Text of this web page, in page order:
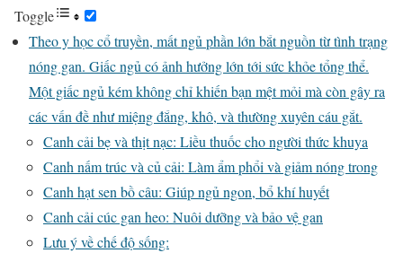
Toggle
Theo y học cổ truyền, mất ngủ phần lớn bắt nguồn từ tình trạng
nóng gan. Giấc ngủ có ảnh hưởng lớn tới sức khỏe tổng thể.
Một giấc ngủ kém không chỉ khiến bạn mệt mỏi mà còn gây ra
các vấn đề như miệng đắng, khô, và thường xuyên cáu gắt.
Canh cải bẹ và thịt nạc: Liều thuốc cho người thức khuya
Canh nấm trúc và củ cải: Làm ẩm phổi và giảm nóng trong
Canh hạt sen bồ câu: Giúp ngủ ngon, bổ khí huyết
Canh cải cúc gan heo: Nuôi dưỡng và bảo vệ gan
Lưu ý về chế độ sống: